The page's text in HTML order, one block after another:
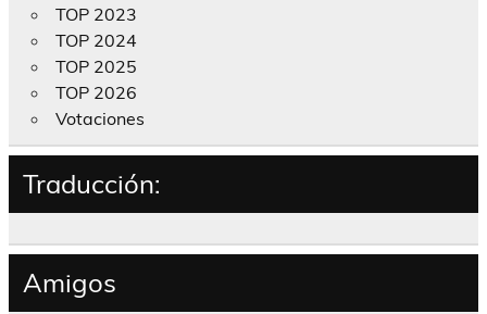
TOP 2023
TOP 2024
TOP 2025
TOP 2026
Votaciones
Traducción:
Amigos